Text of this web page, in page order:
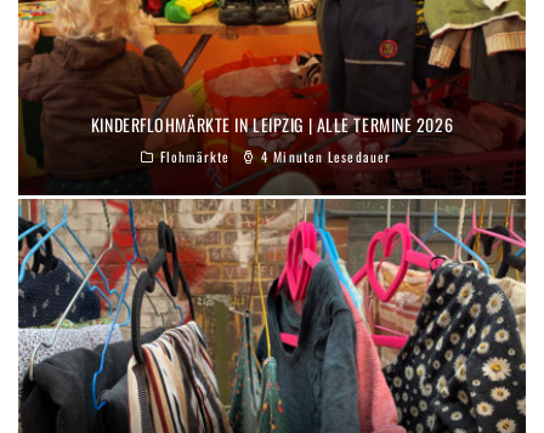
KINDERFLOHMÄRKTE IN LEIPZIG | ALLE TERMINE 2026
Flohmärkte 4 Minuten Lesedauer